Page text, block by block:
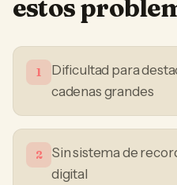
estos
1
Dificultad para
cadenas grandes
2
Sin sistema de
digital